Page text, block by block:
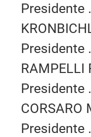
Presidente
Presidente
RAMPELLI
Presidente
Presidente